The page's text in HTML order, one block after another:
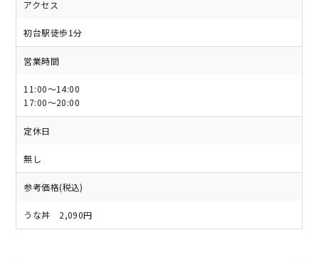
アクセス
初台駅徒歩1分
営業時間
11:00〜14:00
17:00〜20:00
定休日
無し
参考価格(税込)
うな丼 2,090円